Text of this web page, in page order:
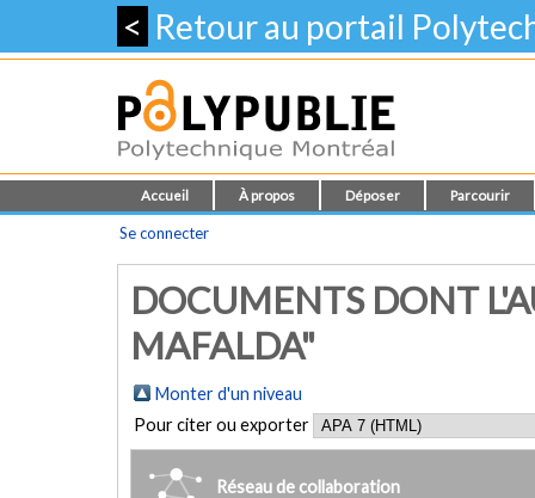
< Retour au portail
Accueil À propos Déposer Parcourir
Se connecter
DOCUMENTS DONT
MAFALDA"
Monter d'un niveau
Pour citer ou exporter
Réseau de collaboration